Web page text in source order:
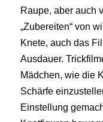
Raupe, aber auch
„Zubereiten“ von
Knete, auch das
Ausdauer.
Mädchen, wie die
Schärfe
Einstellung